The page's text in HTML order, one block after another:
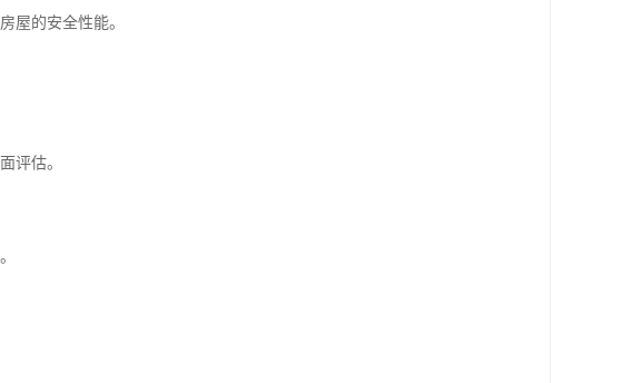
屋的安全性能。
评估。